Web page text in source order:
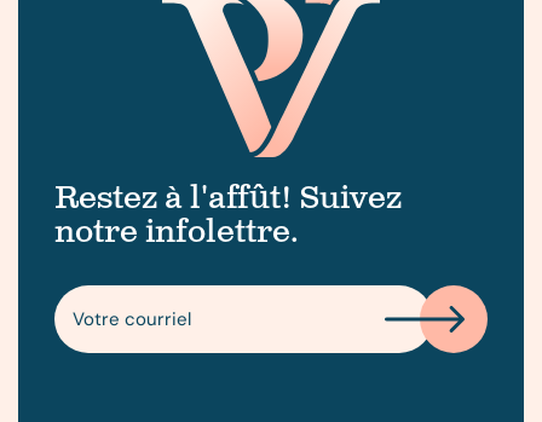
Restez à l'affût! Suivez
notre infolettre.